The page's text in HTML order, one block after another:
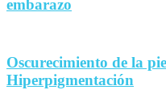
embarazo
Oscurecimiento de la
Hiperpigmentación